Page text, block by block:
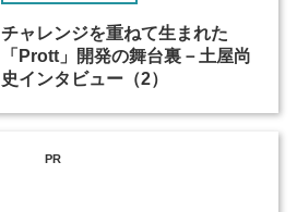
チャレンジを重ねて生まれた
「Prott」開発の舞台裏－土屋尚
史インタビュー（2）
PR